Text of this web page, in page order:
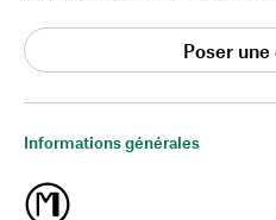
Informations générales
Poser